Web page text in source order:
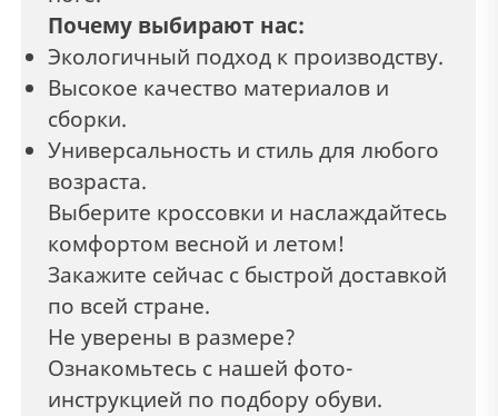
Почему выбирают нас:
Экологичный подход к производству.
Высокое качество материалов и
сборки.
Универсальность и стиль для любого
возраста.
Выберите кроссовки и наслаждайтесь
комфортом весной и летом!
Закажите сейчас с быстрой доставкой
по всей стране.
Не уверены в размере?
Ознакомьтесь с нашей фото-
инструкцией по подбору обуви.